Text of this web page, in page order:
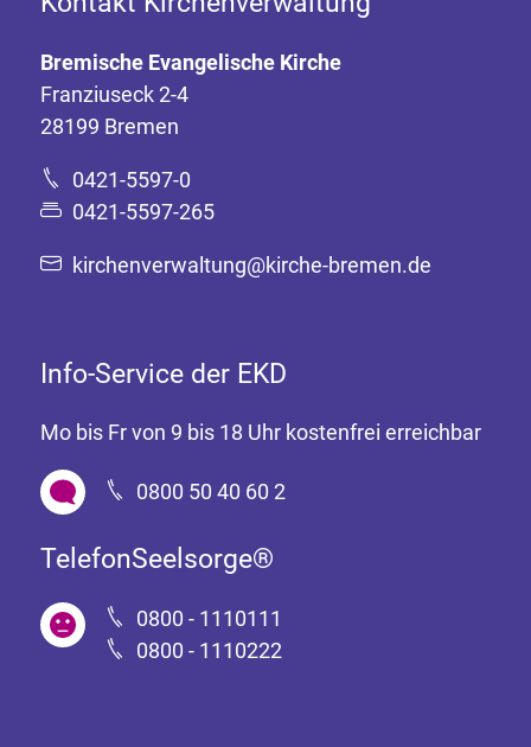
Bremische Evangelische Kirche
Franziuseck 2-4
28199 Bremen
0421-5597-0
0421-5597-265
kirchenverwaltung@kirche-bremen.de
Info-Service der EKD
Mo bis Fr von 9 bis 18 Uhr kostenfrei erreichbar
0800 50 40 60 2
TelefonSeelsorge®
0800 - 1110111
0800 - 1110222